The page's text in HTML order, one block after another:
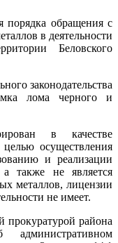
порядка обращения с
в деятельности
Беловского
законодательства
лома черного и
в качестве
осуществления
и реализации
также не является
металлов, лицензии
не имеет.
прокуратурой района